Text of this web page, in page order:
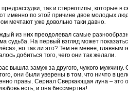
так и стереотипы, которые в
именно по этой причине двое молодых
мечтают уже довольно таки давно.
из них преодолевал самые
судьба. На первый взгляд может
но так ли это? Тем не менее, главным
добиться того, чего они так желали.
вышла замуж за другого, чужого мужчину.
они были уверены в том, что ничто в
правы. Сериал Сверкающая луна – это
есть, и она бессмертна!